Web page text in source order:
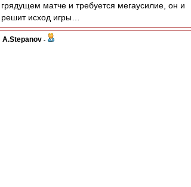
грядущем матче и требуется мегаусилие, он и
решит исход игры…
A.Stepanov -